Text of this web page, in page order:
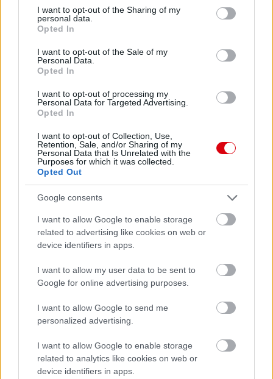
not limited to your visit or usage behaviour. You may click to
grant or deny consent to Google and its third-party tags to
use your data for below specified purposes in below Google
consent section.
I want to opt-out of the Sharing of my
personal data.
Opted In
I want to opt-out of the Sale of my
Personal Data.
Opted In
I want to opt-out of processing my
Personal Data for Targeted Advertising.
Opted In
I want to opt-out of Collection, Use,
Retention, Sale, and/or Sharing of my
Personal Data that Is Unrelated with the
Purposes for which it was collected.
Opted Out
Google consents
I want to allow Google to enable storage
related to advertising like cookies on web or
device identifiers in apps.
I want to allow my user data to be sent to
Google for online advertising purposes.
I want to allow Google to send me
personalized advertising.
I want to allow Google to enable storage
related to analytics like cookies on web or
device identifiers in apps.